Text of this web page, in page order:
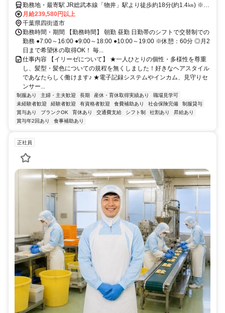
勤務地・最寄駅 JR総武本線「物井」駅より徒歩約18分(約1.4㎞) ※車
通勤OK
月給239,580円以上
千葉県四街道市
勤務時間・期間 【勤務時間】 朝勤 昼勤 日勤帯のシフトで交替制での
勤務 ●7:00～16:00 ●9:00～18:00 ●10:00～19:00 ※休憩：60分 ◎月2
日まで希望休の取得OK！ 毎...
仕事内容 【イリーゼについて】 ★一人ひとりの個性・多様性を尊重
し、髪型・髪色についての規程を無くしました！好きなヘアスタイル
であなたらしく働けます♪ ★電子記録システムやインカム、見守りセ
ンサー...
制服あり 主婦・主夫歓迎 長期 産休・育休取得実績あり
職場見学可
未経験者歓迎
経験者歓迎 有資格者歓迎 食費補助あり 社会保険完備
制服貸与
賞与あり
ブランクOK 育休あり 交通費支給 シフト制 社割あり
昇給あり
賞与年2回あり
食事補助あり
正社員